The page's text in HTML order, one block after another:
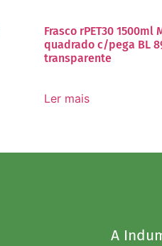
Frasco rPET30 1500ml
quadrado c/pega BL
transparente
Ler mais
A